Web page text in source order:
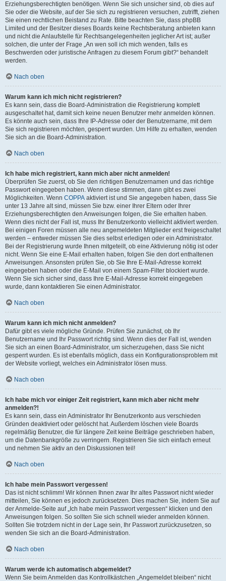
Erziehungsberechtigten benötigen. Wenn Sie sich unsicher sind, ob dies auf
Sie oder die Website, auf der Sie sich zu registrieren versuchen, zutrifft, ziehen
Sie einen rechtlichen Beistand zu Rate. Bitte beachten Sie, dass phpBB
Limited und der Besitzer dieses Boards keine Rechtsberatung anbieten kann
und nicht die Anlaufstelle für Rechtsangelegenheiten jeglicher Art ist; außer
solchen, die unter der Frage „An wen soll ich mich wenden, falls es
Beschwerden oder juristische Anfragen zu diesem Forum gibt?“ behandelt
werden.
Nach oben
Warum kann ich mich nicht registrieren?
Es kann sein, dass die Board-Administration die Registrierung komplett
ausgeschaltet hat, damit sich keine neuen Benutzer mehr anmelden können.
Es könnte auch sein, dass Ihre IP-Adresse oder der Benutzername, mit dem
Sie sich registrieren möchten, gesperrt wurden. Um Hilfe zu erhalten, wenden
Sie sich an die Board-Administration.
Nach oben
Ich habe mich registriert, kann mich aber nicht anmelden!
Überprüfen Sie zuerst, ob Sie den richtigen Benutzernamen und das richtige
Passwort eingegeben haben. Wenn diese stimmen, dann gibt es zwei
Möglichkeiten. Wenn COPPA aktiviert ist und Sie angegeben haben, dass Sie
unter 13 Jahre alt sind, müssen Sie bzw. einer Ihrer Eltern oder Ihrer
Erziehungsberechtigten den Anweisungen folgen, die Sie erhalten haben.
Wenn dies nicht der Fall ist, muss Ihr Benutzerkonto vielleicht aktiviert werden.
Bei einigen Foren müssen alle neu angemeldeten Mitglieder erst freigeschaltet
werden – entweder müssen Sie dies selbst erledigen oder ein Administrator.
Bei der Registrierung wurde Ihnen mitgeteilt, ob eine Aktivierung nötig ist oder
nicht. Wenn Sie eine E-Mail erhalten haben, folgen Sie den dort enthaltenen
Anweisungen. Ansonsten prüfen Sie, ob Sie Ihre E-Mail-Adresse korrekt
eingegeben haben oder die E-Mail von einem Spam-Filter blockiert wurde.
Wenn Sie sich sicher sind, dass Ihre E-Mail-Adresse korrekt eingegeben
wurde, dann kontaktieren Sie einen Administrator.
Nach oben
Warum kann ich mich nicht anmelden?
Dafür gibt es viele mögliche Gründe. Prüfen Sie zunächst, ob Ihr
Benutzername und Ihr Passwort richtig sind. Wenn dies der Fall ist, wenden
Sie sich an einen Board-Administrator, um sicherzugehen, dass Sie nicht
gesperrt wurden. Es ist ebenfalls möglich, dass ein Konfigurationsproblem mit
der Website vorliegt, welches ein Administrator lösen muss.
Nach oben
Ich habe mich vor einiger Zeit registriert, kann mich aber nicht mehr
anmelden?!
Es kann sein, dass ein Administrator Ihr Benutzerkonto aus verschieden
Gründen deaktiviert oder gelöscht hat. Außerdem löschen viele Boards
regelmäßig Benutzer, die für längere Zeit keine Beiträge geschrieben haben,
um die Datenbankgröße zu verringern. Registrieren Sie sich einfach erneut
und nehmen Sie aktiv an den Diskussionen teil!
Nach oben
Ich habe mein Passwort vergessen!
Das ist nicht schlimm! Wir können Ihnen zwar Ihr altes Passwort nicht wieder
mitteilen, Sie können es jedoch zurücksetzen. Dies machen Sie, indem Sie auf
der Anmelde-Seite auf „Ich habe mein Passwort vergessen“ klicken und den
Anweisungen folgen. So sollten Sie sich schnell wieder anmelden können.
Sollten Sie trotzdem nicht in der Lage sein, Ihr Passwort zurückzusetzen, so
wenden Sie sich an die Board-Administration.
Nach oben
Warum werde ich automatisch abgemeldet?
Wenn Sie beim Anmelden das Kontrollkästchen „Angemeldet bleiben“ nicht